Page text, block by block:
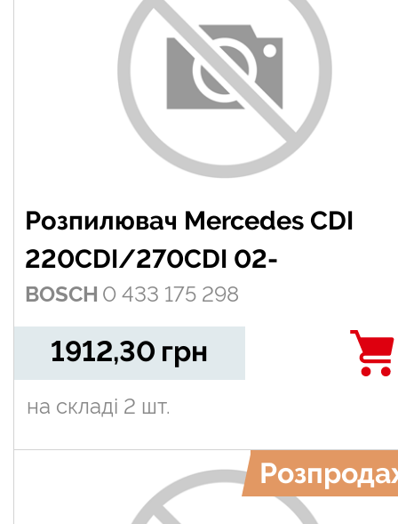
Розпилювач Mercedes CDI
220CDI/270CDI 02-
BOSCH 0 433 175 298
1912,30 грн
на складі 2 шт.